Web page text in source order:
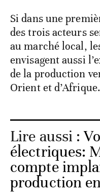
Si dans une
des trois acteurs
au marché local,
envisagent aussi
de la production
Orient et d’Afrique.
Lire aussi :
électriques:
compte
production